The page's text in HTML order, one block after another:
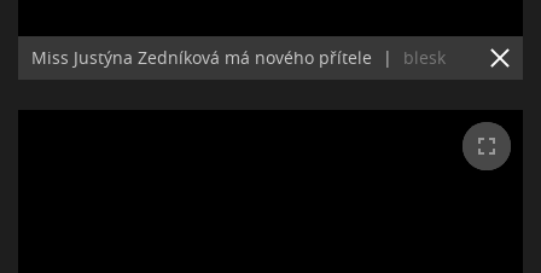
Miss Justýna Zedníková má nového přítele | blesk